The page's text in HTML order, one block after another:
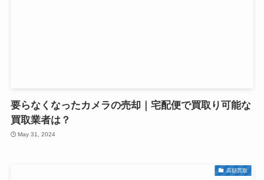
要らなくなったカメラの売却｜宅配便で買取り可能な
買取業者は？
May 31, 2024
高額買取